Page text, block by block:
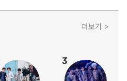
더보기 >
3